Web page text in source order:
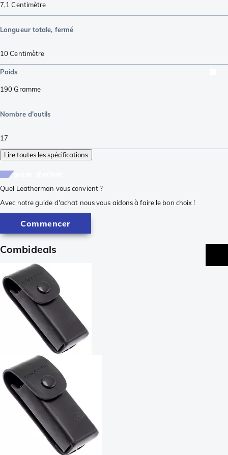
7,1 Centimètre
Longueur totale, fermé
10Centimètre
Poids
190Gramme
Nombre d'outils
17
Lire toutes les spécifications
Quel Leatherman vous convient ?
Avec notre guide d'achat nous vous aidons à faire le bon choix !
Commencer
Combideals